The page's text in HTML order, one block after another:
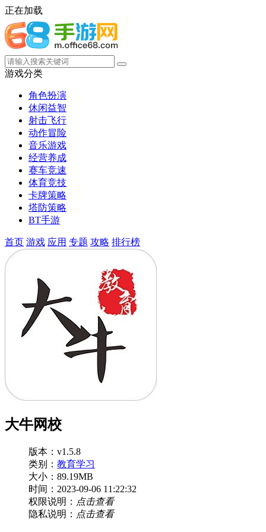
正在加载
游戏分类
角色扮演
休闲益智
射击飞行
动作冒险
音乐游戏
经营养成
赛车竞速
体育竞技
卡牌策略
塔防策略
BT手游
首页 游戏 应用 专题 攻略 排行榜
大牛网校
版本：v1.5.8
类别： 教育学习
大小：89.19MB
时间：2023-09-06 11:22:32
权限说明： 点击查看
隐私说明： 点击查看